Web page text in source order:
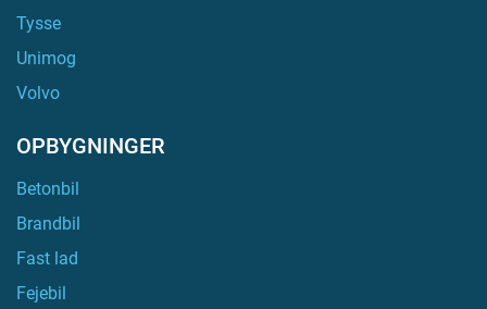
Tysse
Unimog
Volvo
OPBYGNINGER
Betonbil
Brandbil
Fast lad
Fejebil